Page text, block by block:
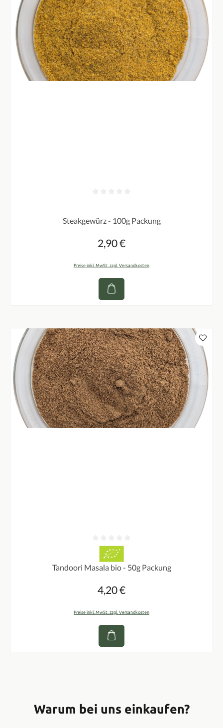
Steakgewürz - 100g Packung
Regulärer Preis:
2,90 €
Preise inkl. MwSt. zzgl. Versandkosten
Durchschnittliche Bewertung von 0 von 5 Sternen
Tandoori Masala bio - 50g Packung
Regulärer Preis:
4,20 €
Preise inkl. MwSt. zzgl. Versandkosten
Warum bei uns einkaufen?